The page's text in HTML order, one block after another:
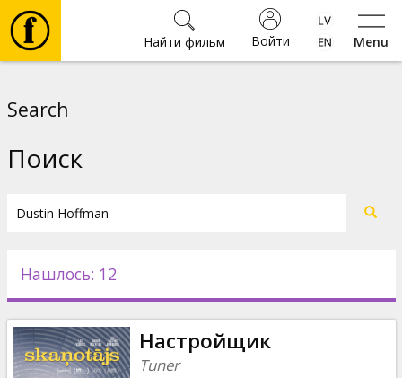
Menu
Войти
Найти фильм
Новости
Подарки
Search
Поиск
Нашлось: 12
Настройщик
Tuner